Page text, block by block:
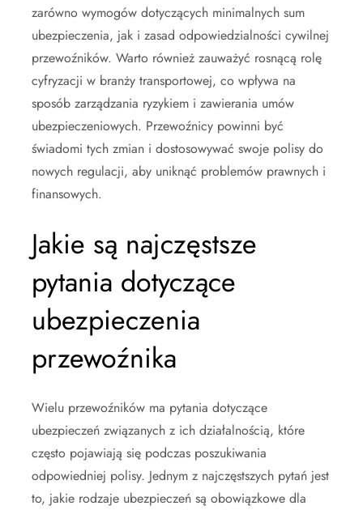
zarówno wymogów dotyczących minimalnych sum
ubezpieczenia, jak i zasad odpowiedzialności cywilnej
przewoźników. Warto również zauważyć rosnącą rolę
cyfryzacji w branży transportowej, co wpływa na
sposób zarządzania ryzykiem i zawierania umów
ubezpieczeniowych. Przewoźnicy powinni być
świadomi tych zmian i dostosowywać swoje polisy do
nowych regulacji, aby uniknąć problemów prawnych i
finansowych.
Jakie są najczęstsze
pytania dotyczące
ubezpieczenia
przewoźnika
Wielu przewoźników ma pytania dotyczące
ubezpieczeń związanych z ich działalnością, które
często pojawiają się podczas poszukiwania
odpowiedniej polisy. Jednym z najczęstszych pytań jest
to, jakie rodzaje ubezpieczeń są obowiązkowe dla